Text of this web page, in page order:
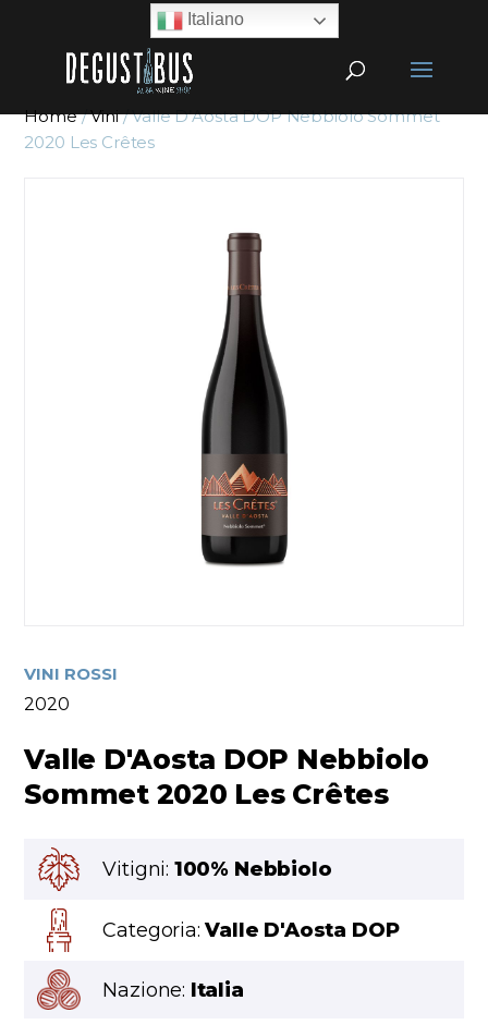
Home/Vini/ Valle D’Aosta DOP Nebbiolo Sommet
2020 Les Crêtes
VINI ROSSI
2020
Valle D'Aosta DOP Nebbiolo
Sommet 2020 Les Crêtes
Vitigni: 100% Nebbiolo
Categoria:Valle D'Aosta DOP
Nazione: Italia
Italiano